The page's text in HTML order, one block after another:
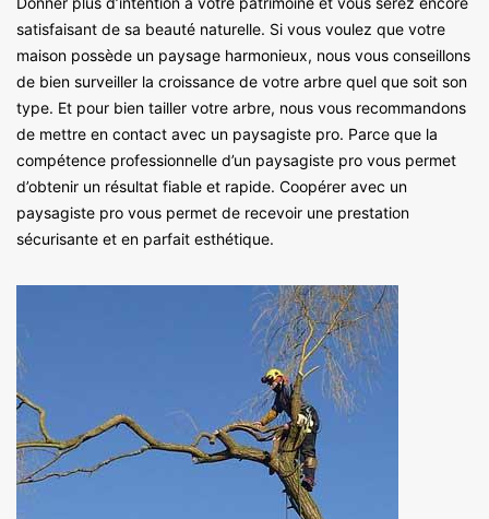
satisfaisant de sa beauté naturelle. Si vous voulez que votre
maison possède un paysage harmonieux, nous vous conseillons
de bien surveiller la croissance de votre arbre quel que soit son
type. Et pour bien tailler votre arbre, nous vous recommandons
de mettre en contact avec un paysagiste pro. Parce que la
compétence professionnelle d’un paysagiste pro vous permet
d’obtenir un résultat fiable et rapide. Coopérer avec un
paysagiste pro vous permet de recevoir une prestation
sécurisante et en parfait esthétique.